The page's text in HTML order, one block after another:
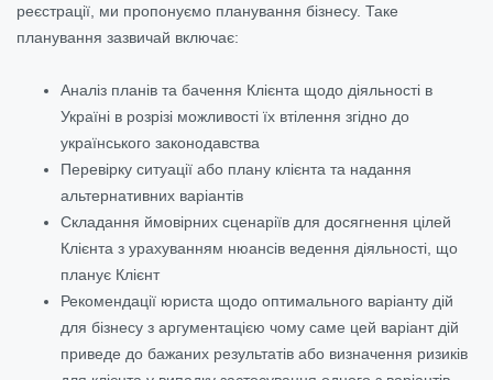
реєстрації, ми пропонуємо планування бізнесу. Таке
планування зазвичай включає:
Аналіз планів та бачення Клієнта щодо діяльності в
Україні в розрізі можливості їх втілення згідно до
українського законодавства
Перевірку ситуації або плану клієнта та надання
альтернативних варіантів
Складання ймовірних сценаріїв для досягнення цілей
Клієнта з урахуванням нюансів ведення діяльності, що
планує Клієнт
Рекомендації юриста щодо оптимального варіанту дій
для бізнесу з аргументацією чому саме цей варіант дій
приведе до бажаних результатів або визначення ризиків